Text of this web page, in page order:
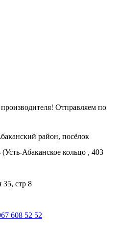
Отправляем по
район, посёлок
Абаканское кольцо , 403
35, стр 8
608 52 52